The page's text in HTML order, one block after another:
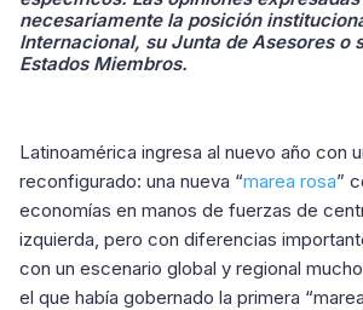
necesariamente la posición
Internacional, su Junta de Asesores o
Estados Miembros.
Latinoamérica ingresa al nuevo año con
reconfigurado: una nueva “marea rosa”
economías en manos de fuerzas de
izquierda, pero con diferencias
con un escenario global y regional
el que había gobernado la primera